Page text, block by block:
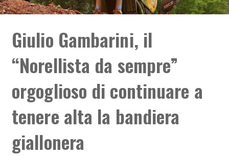
Giulio Gambarini, il
“Norellista da sempre”
orgoglioso di continuare a
tenere alta la bandiera
giallonera